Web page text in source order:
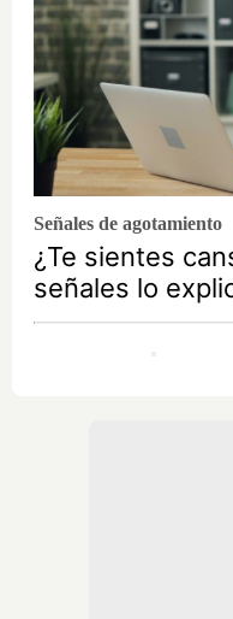
Señales de agotamiento
¿Te sientes
señales lo